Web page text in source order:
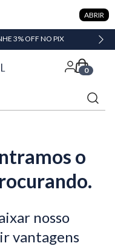
ABRIR
3% OFF NO PIX
0
o
nosso
vantagens